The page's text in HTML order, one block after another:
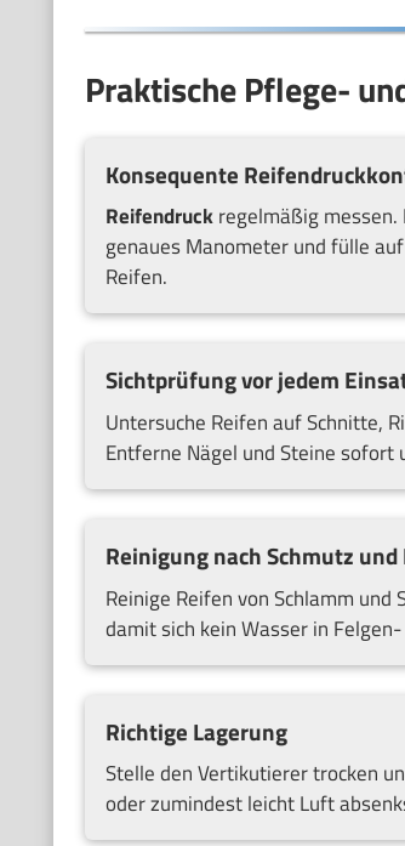
Praktische Pflege-
Konsequente
Reifendruckregelmäßig messen.
genaues Manometer und fülle
Reifen.
Sichtprüfung vor jedem
Untersuche Reifen auf Schnitte,
Entferne Nägel und Steine sofort
Reinigung nach Schmutz und
Reinige Reifen von Schlamm
damit sich kein Wasser in
Richtige Lagerung
Stelle den Vertikutierer trocken
oder zumindest leicht Luft